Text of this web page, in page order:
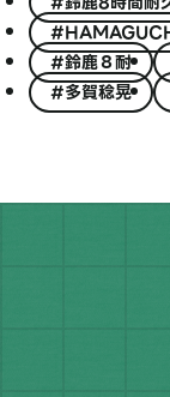
#鈴鹿８耐
#多賀稔晃